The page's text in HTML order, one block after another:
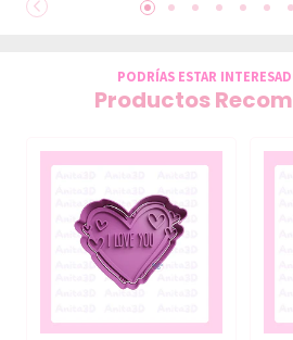
PODRÍAS ESTAR
Productos